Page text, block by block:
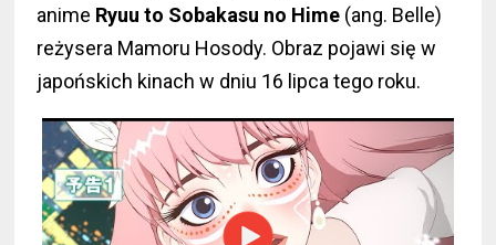
anime Ryuu to Sobakasu no Hime (ang. Belle)
reżysera Mamoru Hosody. Obraz pojawi się w
japońskich kinach w dniu 16 lipca tego roku.